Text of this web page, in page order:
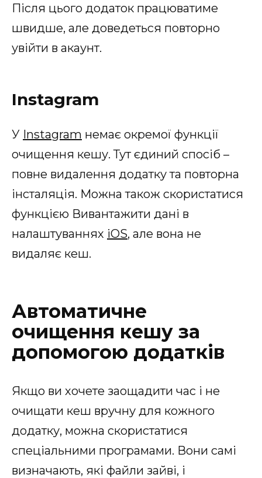
Після цього додаток працюватиме
швидше, але доведеться повторно
увійти в акаунт.
Instagram
У Instagram немає окремої функції
очищення кешу. Тут єдиний спосіб –
повне видалення додатку та повторна
інсталяція. Можна також скористатися
функцією Вивантажити дані в
налаштуваннях iOS, але вона не
видаляє кеш.
Автоматичне
очищення кешу за
допомогою додатків
Якщо ви хочете заощадити час і не
очищати кеш вручну для кожного
додатку, можна скористатися
спеціальними програмами. Вони самі
визначають, які файли зайві, і